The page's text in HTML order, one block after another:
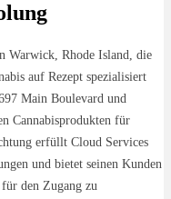
Warwick, Rhode Island, die
auf Rezept spezialisiert
Main Boulevard und
Cannabisprodukten für
erfüllt Cloud Services
und bietet seinen Kunden
den Zugang zu